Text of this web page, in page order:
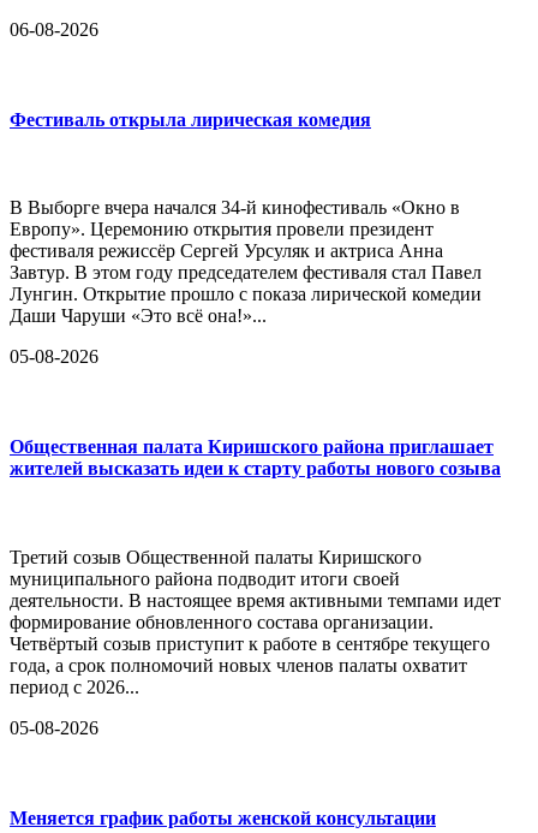
06-08-2026
Фестиваль открыла лирическая комедия
В Выборге вчера начался 34-й кинофестиваль «Окно в
Европу». Церемонию открытия провели президент
фестиваля режиссёр Сергей Урсуляк и актриса Анна
Завтур. В этом году председателем фестиваля стал Павел
Лунгин. Открытие прошло с показа лирической комедии
Даши Чаруши «Это всё она!»...
05-08-2026
Общественная палата Киришского района приглашает
жителей высказать идеи к старту работы нового созыва
Третий созыв Общественной палаты Киришского
муниципального района подводит итоги своей
деятельности. В настоящее время активными темпами идет
формирование обновленного состава организации.
Четвёртый созыв приступит к работе в сентябре текущего
года, а срок полномочий новых членов палаты охватит
период с 2026...
05-08-2026
Меняется график работы женской консультации